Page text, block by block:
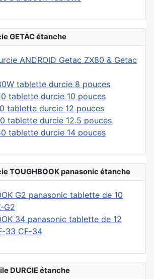
GETAC étanche
ANDROID Getac ZX80 & Getac
tablette durcie 8 pouces
tablette durcie 10 pouces
tablette durcie 12 pouces
tablette durcie 12.5 pouces
tablette durcie 14 pouces
TOUGHBOOK panasonic étanche
G2 panasonic tablette de 10
G2
34 panasonic tablette de 12
33 CF-34
DURCIE étanche